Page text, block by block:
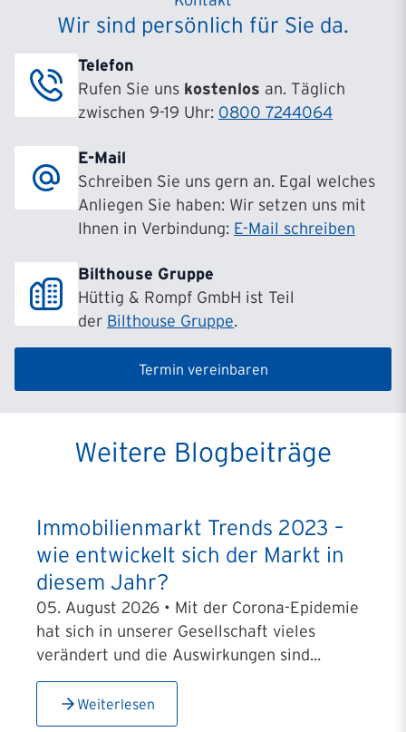
Wir sind persönlich für Sie da.
Telefon
Rufen Sie uns kostenlos an. Täglich
zwischen 9-19 Uhr: 0800 7244064
E-Mail
Schreiben Sie uns gern an. Egal welches
Anliegen Sie haben: Wir setzen uns mit
Ihnen in Verbindung: E-Mail schreiben
Bilthouse Gruppe
Hüttig & Rompf GmbH ist Teil
der Bilthouse Gruppe.
Termin vereinbaren
Weitere Blogbeiträge
Immobilienmarkt Trends 2023 –
wie entwickelt sich der Markt in
diesem Jahr?
05. August 2026 • Mit der Corona-Epidemie
hat sich in unserer Gesellschaft vieles
verändert und die Auswirkungen sind...
Weiterlesen